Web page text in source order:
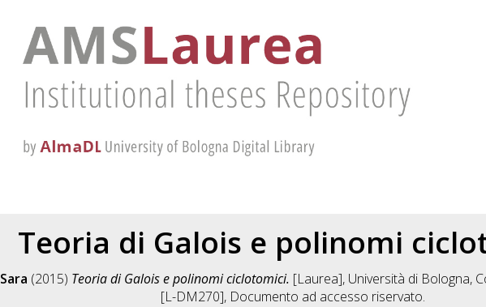
Teoria di Galois e polinomi
(2015) Teoria di Galois e polinomi ciclotomici. [Laurea], Università di Bologna,
[L-DM270], Documento ad accesso riservato.